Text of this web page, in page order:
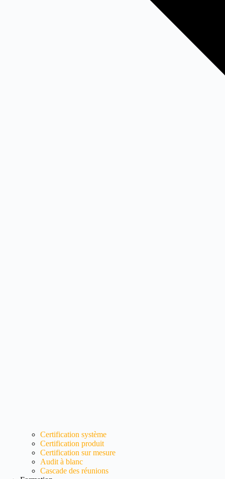
Certification système
Certification produit
Certification sur mesure
Audit à blanc
Cascade des réunions